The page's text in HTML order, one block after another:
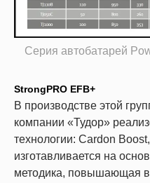
Серия автобатарей
StrongPRO EFB+
В производстве этой
компании «Тудор»
технологии: Cardon
изготавливается на
методика, повышающая